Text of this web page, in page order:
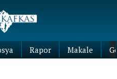
Rapor Makale